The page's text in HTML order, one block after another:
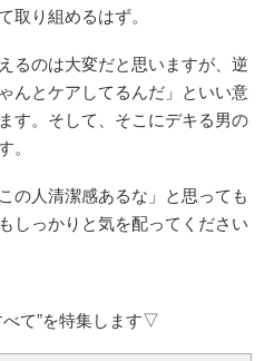
取り組めるはず。
るのは大変だと思いますが、逆
んとケアしてるんだ」といい意
す。そして、そこにデキる男の
の人清潔感あるな」と思っても
しっかりと気を配ってください
べて”を特集します▽